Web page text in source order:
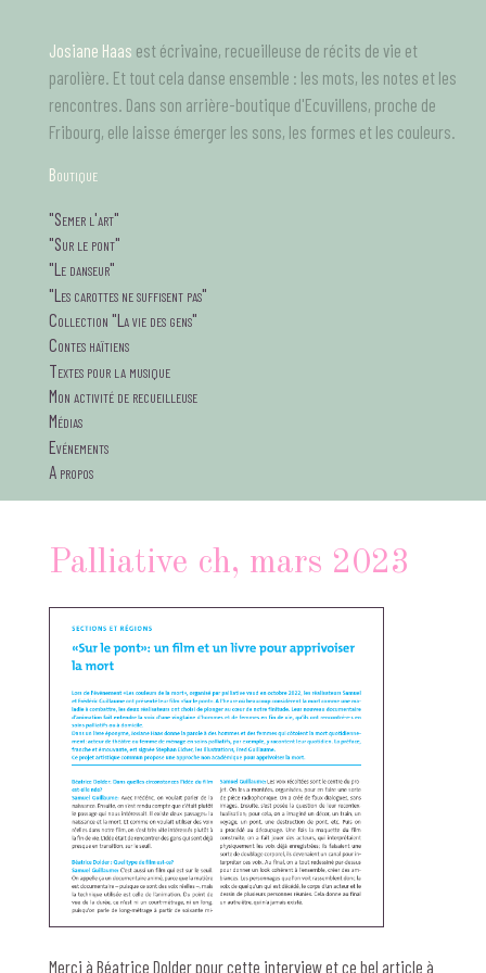
contenu
principal
Palliative ch, mars 2023
Merci à Béatrice Dolder pour cette interview et ce bel article à
Josiane Haas est écrivaine, recueilleuse de récits de vie et
parolière. Et tout cela danse ensemble : les mots, les notes et les
rencontres. Dans son arrière-boutique d'Ecuvillens, proche de
Fribourg, elle laisse émerger les sons, les formes et les couleurs.
Boutique
tagsMenu
"Semer l'art"
"Sur le pont"
"Le danseur"
"Les carottes ne suffisent pas"
Collection "La vie des gens"
Contes haïtiens
Textes pour la musique
Mon activité de recueilleuse
Médias
Evénements
A propos